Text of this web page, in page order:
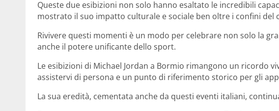
Queste due esibizioni non solo hanno esaltato le incredibili
mostrato il suo impatto culturale e sociale ben oltre i confini del
Rivivere questi momenti è un modo per celebrare non solo la
anche il potere unificante dello sport.
Le esibizioni di Michael Jordan a Bormio rimangono un ricordo
assistervi di persona e un punto di riferimento storico per gli
La sua eredità, cementata anche da questi eventi italiani,